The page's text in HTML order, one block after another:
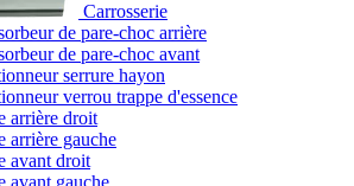
Carrosserie
de pare-choc arrière
de pare-choc avant
serrure hayon
verrou trappe d'essence
arrière droit
arrière gauche
avant droit
avant gauche